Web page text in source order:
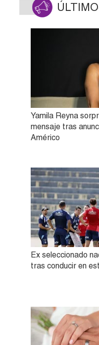
Yamila Reyna
mensaje tras
Américo
Ex seleccionado
tras conducir en